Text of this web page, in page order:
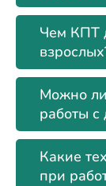
Чем КПТ
Можно
работы с
Какие
при